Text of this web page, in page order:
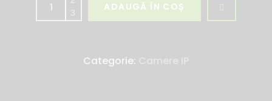
ADAUGĂ ÎN COȘ
Categorie: